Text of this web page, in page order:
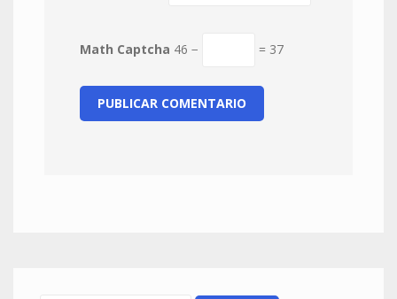
Math Captcha 46 − = 37